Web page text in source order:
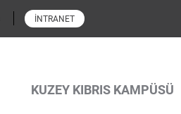
İNTRANET
KUZEY KIBRIS KAMPÜSÜ